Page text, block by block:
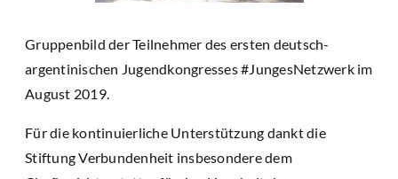
Gruppenbild der Teilnehmer des ersten deutsch-
argentinischen Jugendkongresses #JungesNetzwerk im
August 2019.
Für die kontinuierliche Unterstützung dankt die
Stiftung Verbundenheit insbesondere dem